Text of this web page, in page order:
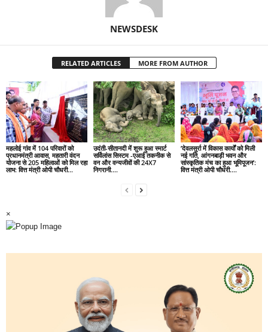
NEWSDESK
RELATED ARTICLES MORE FROM AUTHOR
महलोई गांव में 104 परिवारों को
प्रधानमंत्री आवास, महतारी वंदन
योजना से 205 महिलाओं को मिल रहा
लाभ: वित्त मंत्री ओपी चौधरी…
उदंती-सीतानदी में शुरू हुआ स्मार्ट
सर्विलांस सिस्टम -एआई तकनीक से
वन और वन्यजीवों की 24X7
निगरानी….
’देवलसुर्रा में विकास कार्यों को मिली
नई गति, आंगनबाड़ी भवन और
सांस्कृतिक मंच का हुआ भूमिपूजन’:
वित्त मंत्री ओपी चौधरी….
×